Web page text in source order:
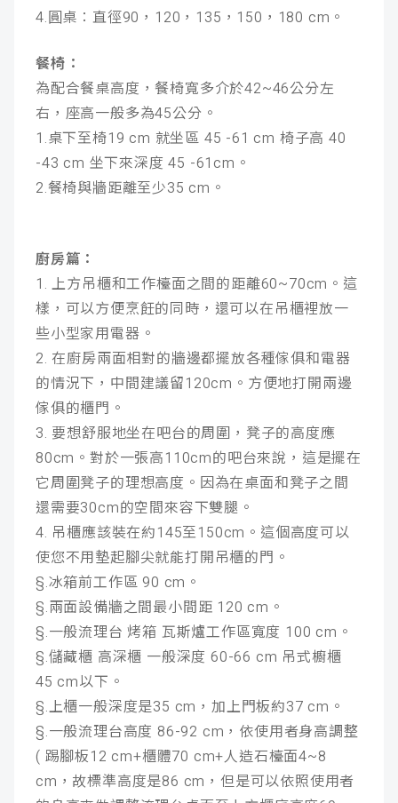
4.圓桌：直徑90，120，135，150，180 cm。
餐椅：
為配合餐桌高度，餐椅寬多介於42~46公分左
右，座高一般多為45公分。
1.桌下至椅19 cm 就坐區 45 -61 cm 椅子高 40
-43 cm 坐下來深度 45 -61cm。
2.餐椅與牆距離至少35 cm。
廚房篇：
1. 上方吊櫃和工作檯面之間的距離60~70cm。這
樣，可以方便烹飪的同時，還可以在吊櫃裡放一
些小型家用電器。
2. 在廚房兩面相對的牆邊都擺放各種傢俱和電器
的情況下，中間建議留120cm。方便地打開兩邊
傢俱的櫃門。
3. 要想舒服地坐在吧台的周圍，凳子的高度應
80cm。對於一張高110cm的吧台來說，這是擺在
它周圍凳子的理想高度。因為在桌面和凳子之間
還需要30cm的空間來容下雙腿。
4. 吊櫃應該裝在約145至150cm。這個高度可以
使您不用墊起腳尖就能打開吊櫃的門。
§.冰箱前工作區 90 cm。
§.兩面設備牆之間最小間距 120 cm。
§.一般流理台 烤箱 瓦斯爐工作區寬度 100 cm。
§.儲藏櫃 高深櫃 一般深度 60-66 cm 吊式櫥櫃
45 cm以下。
§.上櫃一般深度是35 cm，加上門板約37 cm。
§.一般流理台高度 86-92 cm，依使用者身高調整
( 踢腳板12 cm+櫃體70 cm+人造石檯面4~8
cm，故標準高度是86 cm，但是可以依照使用者